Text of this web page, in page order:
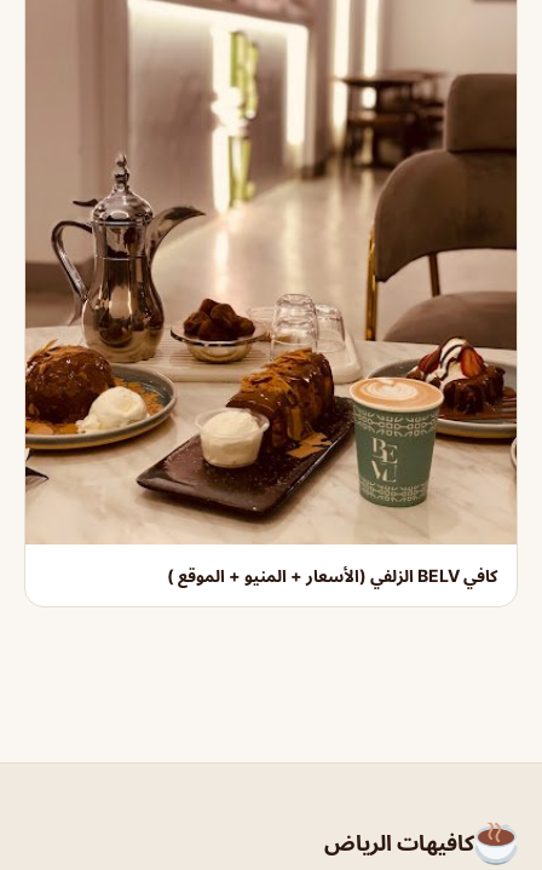
كافي BELV الزلفي (الأسعار + المنيو + الموقع )
كافيهات الرياض